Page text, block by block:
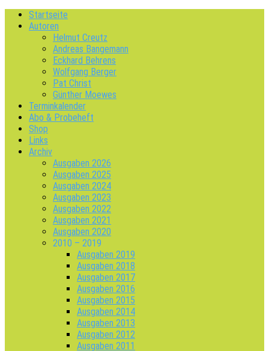
Startseite
Autoren
Helmut Creutz
Andreas Bangemann
Eckhard Behrens
Wolfgang Berger
Pat Christ
Günther Moewes
Terminkalender
Abo & Probeheft
Shop
Links
Archiv
Ausgaben 2026
Ausgaben 2025
Ausgaben 2024
Ausgaben 2023
Ausgaben 2022
Ausgaben 2021
Ausgaben 2020
2010 – 2019
Ausgaben 2019
Ausgaben 2018
Ausgaben 2017
Ausgaben 2016
Ausgaben 2015
Ausgaben 2014
Ausgaben 2013
Ausgaben 2012
Ausgaben 2011